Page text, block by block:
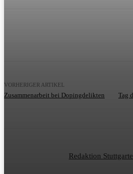
VORHERIGER ARTIKEL
Zusammenarbeit bei Dopingdelikten
Tag
Redaktion